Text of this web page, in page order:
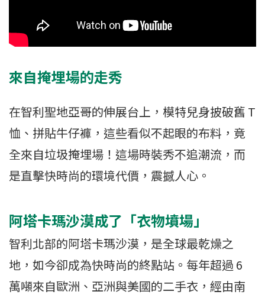
來自掩埋場的走秀
在智利聖地亞哥的伸展台上，模特兒身披破舊 T
恤、拼貼牛仔褲，這些看似不起眼的布料，竟
全來自垃圾掩埋場！這場時裝秀不追潮流，而
是直擊快時尚的環境代價，震撼人心。
阿塔卡瑪沙漠成了「衣物墳場」
智利北部的阿塔卡瑪沙漠，是全球最乾燥之
地，如今卻成為快時尚的終點站。每年超過 6
萬噸來自歐洲、亞洲與美國的二手衣，經由南